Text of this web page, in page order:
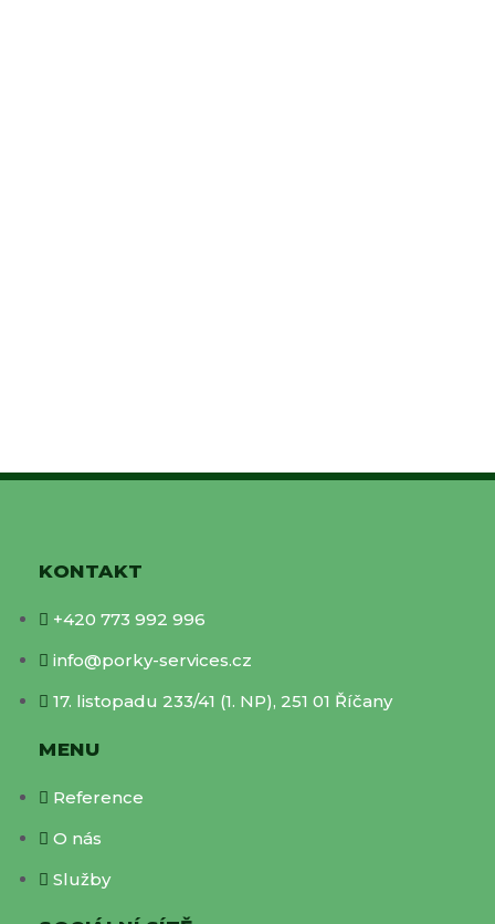
KONTAKT
+420 773 992 996
info@porky-services.cz
17. listopadu 233/41 (1. NP), 251 01 Říčany
MENU
Reference
O nás
Služby